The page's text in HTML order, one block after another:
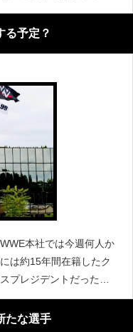
中で『The New York P
だったと
る予定？
本社では今週何人か
は約15年間在籍したク
プレジデントだったス
じられています。従業
多くの選手をリリース
たな選手